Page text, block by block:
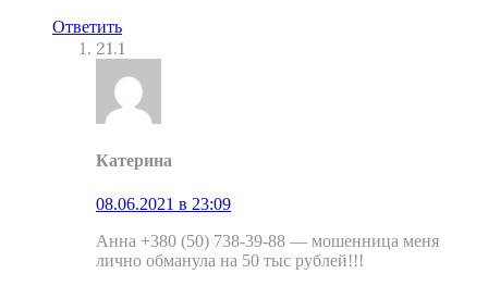
Ответить
21.1
Катерина
08.06.2021 в 23:09
Анна +380 (50) 738-39-88 — мошенница меня
лично обманула на 50 тыс рублей!!!